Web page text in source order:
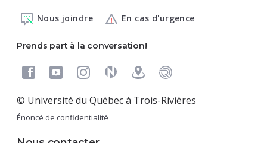
Nous joindre En cas d'urgence
Prends part à la conversation!
© Université du Québec à Trois-Rivières
Énoncé de confidentialité